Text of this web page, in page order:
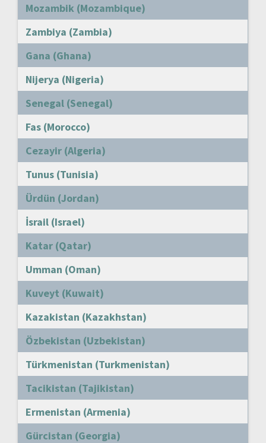
Mozambik (Mozambique)
Zambiya (Zambia)
Gana (Ghana)
Nijerya (Nigeria)
Senegal (Senegal)
Fas (Morocco)
Cezayir (Algeria)
Tunus (Tunisia)
Ürdün (Jordan)
İsrail (Israel)
Katar (Qatar)
Umman (Oman)
Kuveyt (Kuwait)
Kazakistan (Kazakhstan)
Özbekistan (Uzbekistan)
Türkmenistan (Turkmenistan)
Tacikistan (Tajikistan)
Ermenistan (Armenia)
Gürcistan (Georgia)